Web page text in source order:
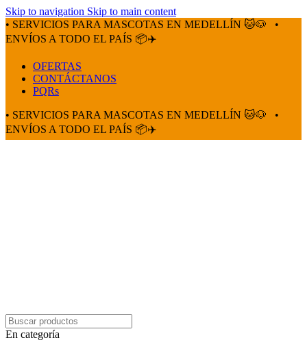
Skip to navigation Skip to main content
• SERVICIOS PARA MASCOTAS EN MEDELLÍN 🐱🐶
•
ENVÍOS A TODO EL PAÍS 📦✈️
OFERTAS
CONTÁCTANOS
PQRs
• SERVICIOS PARA MASCOTAS EN MEDELLÍN 🐱🐶
•
ENVÍOS A TODO EL PAÍS 📦✈️
En categoría